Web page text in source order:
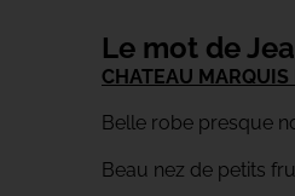
Le mot de
CHATEAU
Belle robe presque
Beau nez de petits